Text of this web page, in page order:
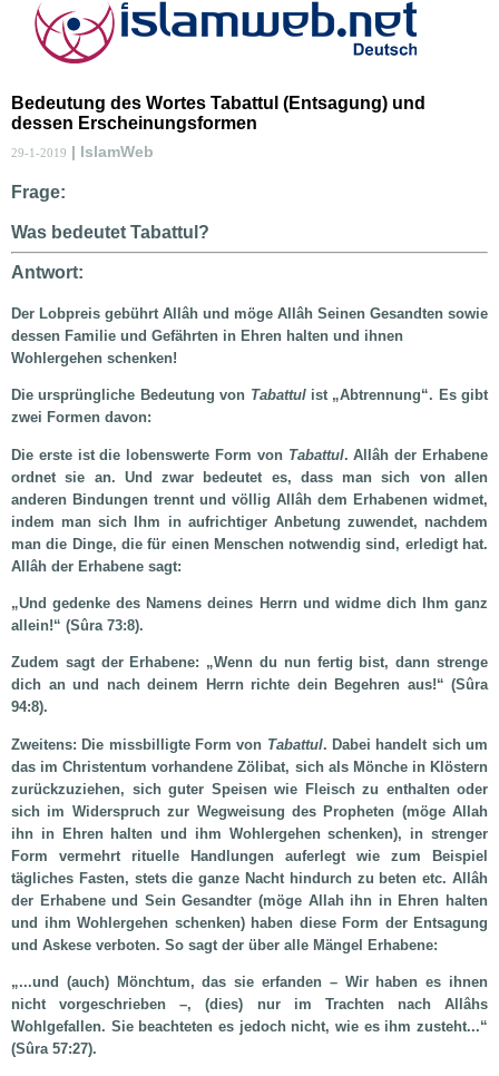
Bedeutung des Wortes Tabattul (Entsagung) und
dessen Erscheinungsformen
29-1-2019 | IslamWeb
Frage:
Was bedeutet Tabattul?
Antwort:
Der Lobpreis gebührt Allâh und möge Allâh Seinen Gesandten sowie
dessen Familie und Gefährten in Ehren halten und ihnen
Wohlergehen schenken!
Die ursprüngliche Bedeutung von Tabattulist „Abtrennung“. Es gibt
zwei Formen davon:
Die erste ist die lobenswerte Form von Tabattul. Allâh der Erhabene
ordnet sie an. Und zwar bedeutet es, dass man sich von allen
anderen Bindungen trennt und völlig Allâh dem Erhabenen widmet,
indem man sich Ihm in aufrichtiger Anbetung zuwendet, nachdem
man die Dinge, die für einen Menschen notwendig sind, erledigt hat.
Allâh der Erhabene sagt:
„Und gedenke des Namens deines Herrn und widme dich Ihm ganz
allein!“ (Sûra 73:8).
Zudem sagt der Erhabene: „Wenn du nun fertig bist, dann strenge
dich an und nach deinem Herrn richte dein Begehren aus!“ (Sûra
94:8).
Zweitens: Die missbilligte Form von Tabattul. Dabei handelt sich um
das im Christentum vorhandene Zölibat, sich als Mönche in Klöstern
zurückzuziehen, sich guter Speisen wie Fleisch zu enthalten oder
sich im Widerspruch zur Wegweisung des Propheten (möge Allah
ihn in Ehren halten und ihm Wohlergehen schenken), in strenger
Form vermehrt rituelle Handlungen auferlegt wie zum Beispiel
tägliches Fasten, stets die ganze Nacht hindurch zu beten etc. Allâh
der Erhabene und Sein Gesandter (möge Allah ihn in Ehren halten
und ihm Wohlergehen schenken) haben diese Form der Entsagung
und Askese verboten. So sagt der über alle Mängel Erhabene:
„...und (auch) Mönchtum, das sie erfanden – Wir haben es ihnen
nicht vorgeschrieben –, (dies) nur im Trachten nach Allâhs
Wohlgefallen. Sie beachteten es jedoch nicht, wie es ihm zusteht...“
(Sûra 57:27).